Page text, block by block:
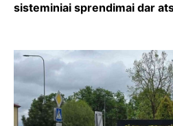
sisteminiai sprendimai dar